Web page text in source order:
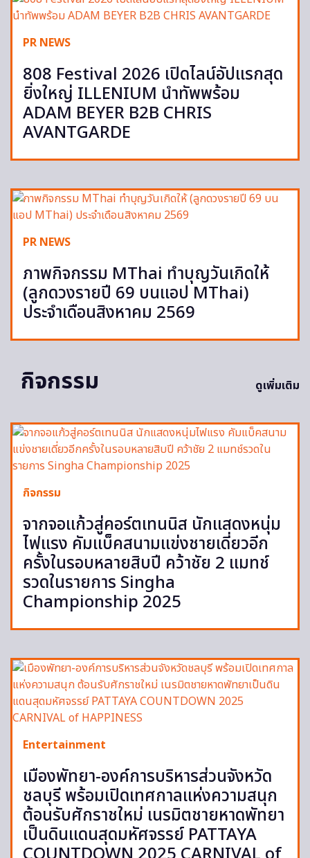
PR NEWS
808 Festival 2026 เปิดไลน์อัปแรกสุด
ยิ่งใหญ่ ILLENIUM นำทัพพร้อม
ADAM BEYER B2B CHRIS
AVANTGARDE
PR NEWS
ภาพกิจกรรม MThai ทำบุญวันเกิดให้
(ลูกดวงรายปี 69 บนแอป MThai)
ประจำเดือนสิงหาคม 2569
กิจกรรม ดูเพิ่มเติม
กิจกรรม
จากจอแก้วสู่คอร์ตเทนนิส นักแสดงหนุ่ม
ไฟแรง คัมแบ็คสนามแข่งชายเดี่ยวอีก
ครั้งในรอบหลายสิบปี คว้าชัย 2 แมทช์
รวดในรายการ Singha
Championship 2025
Entertainment
เมืองพัทยา-องค์การบริหารส่วนจังหวัด
ชลบุรี พร้อมเปิดเทศกาลแห่งความสนุก
ต้อนรับศักราชใหม่ เนรมิตชายหาดพัทยา
เป็นดินแดนสุดมหัศจรรย์ PATTAYA